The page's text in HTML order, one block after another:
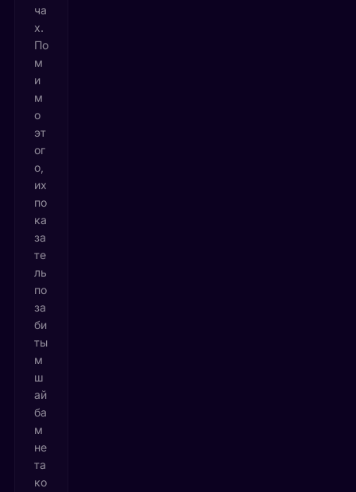
ча
х.
По
м
и
м
о
эт
ог
о,
их
по
ка
за
те
ль
по
за
би
ты
м
ш
ай
ба
м
не
та
ко